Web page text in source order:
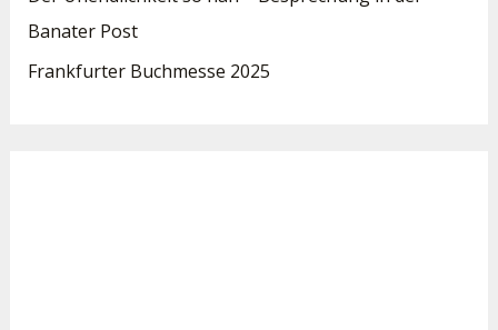
Banater Post
Frankfurter Buchmesse 2025